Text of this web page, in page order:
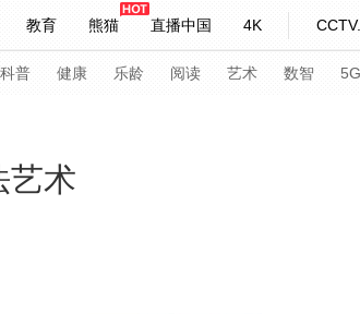
教育 熊猫 直播中国 4K
热解读 天天学习
下载央视影音
科普 健康 乐龄 阅读 艺术 数智 5G
艺术